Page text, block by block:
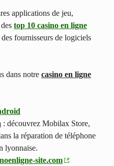
applications de jeu,
top 10 casino en ligne
fournisseurs de logiciels
dans notre casino en ligne
: découvrez Mobilax Store,
la réparation de téléphone
lyonnaise.
site.com